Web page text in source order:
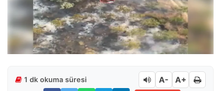
1 dk okuma süresi A- A+